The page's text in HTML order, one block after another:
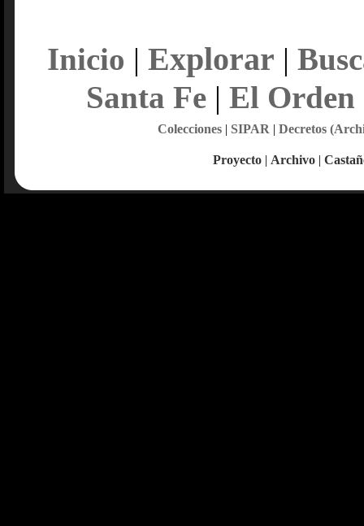
Inicio | Explorar |
Santa Fe| El Orden
Colecciones| SIPAR | Decretos
Proyecto | Archivo |